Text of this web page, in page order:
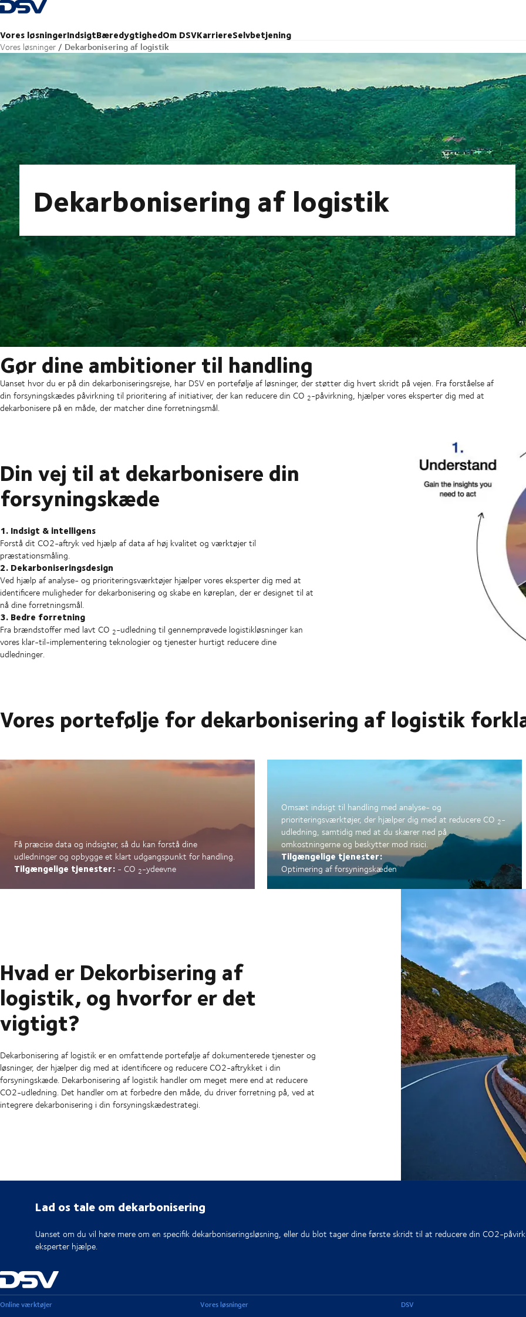
Tilbage til forsiden
Vores løsningerIndsigtBæredygtighedOm DSVKarriereSelvbetjening
Vores løsninger Dekarbonisering af logistik
Dekarbonisering af logistik
Gør dine ambitioner til handling
Uanset hvor du er på din dekarboniseringsrejse, har DSV en portefølje af løsninger, der støtter dig hvert skridt på vejen. Fra forståelse af
din forsyningskædes påvirkning til prioritering af initiativer, der kan reducere din CO 2-påvirkning, hjælper vores eksperter dig med at
dekarbonisere på en måde, der matcher dine forretningsmål.
Din vej til at dekarbonisere din
forsyningskæde
1. Indsigt & intelligens
Forstå dit CO2-aftryk ved hjælp af data af høj kvalitet og værktøjer til
præstationsmåling.
2. Dekarboniseringsdesign
Ved hjælp af analyse- og prioriteringsværktøjer hjælper vores eksperter dig med at
identificere muligheder for dekarbonisering og skabe en køreplan, der er designet til at
nå dine forretningsmål.
3. Bedre forretning
Fra brændstoffer med lavt CO 2-udledning til gennemprøvede logistikløsninger kan
vores klar-til-implementering teknologier og tjenester hurtigt reducere dine
udledninger.
Vores portefølje for dekarbonisering af logistik
Få præcise data og indsigter, så du kan forstå dine
udledninger og opbygge et klart udgangspunkt for handling.
Tilgængelige tjenester: - CO 2-ydeevne
Omsæt indsigt til handling med analyse- og
prioriteringsværktøjer, der hjælper dig med at reducere CO 2-
udledning, samtidig med at du skærer ned på
omkostningerne og beskytter mod risici.
Tilgængelige tjenester:
Optimering af forsyningskæden
Hvad er Dekorbisering af
logistik, og hvorfor er det
vigtigt?
Dekarbonisering af logistik er en omfattende portefølje af dokumenterede tjenester og
løsninger, der hjælper dig med at identificere og reducere CO2-aftrykket i din
forsyningskæde. Dekarbonisering af logistik handler om meget mere end at reducere
CO2-udledning. Det handler om at forbedre den måde, du driver forretning på, ved at
integrere dekarbonisering i din forsyningskædestrategi.
Lad os tale om dekarbonisering
Uanset om du vil høre mere om en specifik dekarboniseringsløsning, eller du blot tager dine første skridt til at reducere din CO2-
eksperter hjælpe.
Online værktøjer Vores løsninger DSV